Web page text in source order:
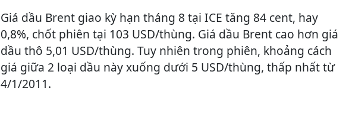
Giá dầu Brent giao kỳ hạn tháng 8 tại ICE tăng 84 cent, hay
0,8%, chốt phiên tại 103 USD/thùng. Giá dầu Brent cao hơn giá
dầu thô 5,01 USD/thùng. Tuy nhiên trong phiên, khoảng cách
giá giữa 2 loại dầu này xuống dưới 5 USD/thùng, thấp nhất từ
4/1/2011.